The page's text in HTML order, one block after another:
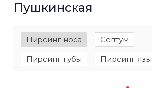
Пушкинская
Пирсинг носа Септум
Пирсинг губы Пирсинг